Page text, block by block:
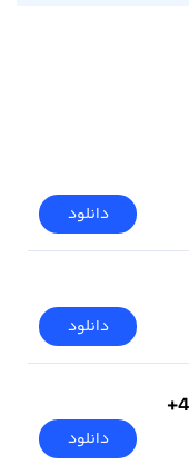
دانلود
دانلود
دانلود